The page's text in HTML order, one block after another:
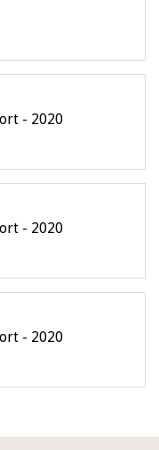
- 2020
- 2020
- 2020